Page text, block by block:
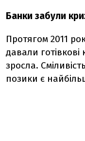
Банки забули
Протягом 2011
давали
зросла.
позики є